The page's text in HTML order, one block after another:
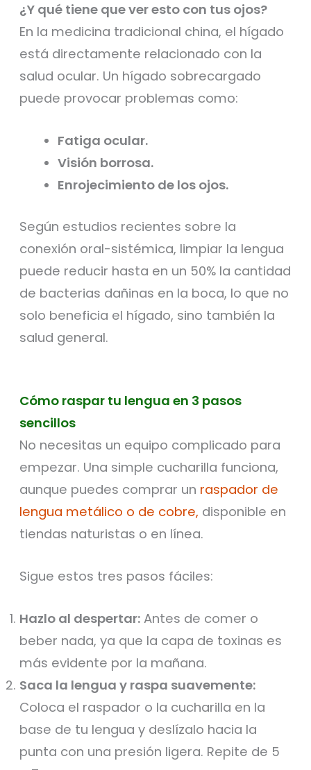
¿Y qué tiene que ver esto con tus ojos?
En la medicina tradicional china, el hígado
está directamente relacionado con la
salud ocular. Un hígado sobrecargado
puede provocar problemas como:
Fatiga ocular.
Visión borrosa.
Enrojecimiento de los ojos.
Según estudios recientes sobre la
conexión oral-sistémica, limpiar la lengua
puede reducir hasta en un 50% la cantidad
de bacterias dañinas en la boca, lo que no
solo beneficia el hígado, sino también la
salud general.
Cómo raspar tu lengua en 3 pasos
sencillos
No necesitas un equipo complicado para
empezar. Una simple cucharilla funciona,
aunque puedes comprar un raspador de
lengua metálico o de cobre, disponible en
tiendas naturistas o en línea.
Sigue estos tres pasos fáciles:
Hazlo al despertar: Antes de comer o
beber nada, ya que la capa de toxinas es
más evidente por la mañana.
Saca la lengua y raspa suavemente:
Coloca el raspador o la cucharilla en la
base de tu lengua y deslízalo hacia la
punta con una presión ligera. Repite de 5